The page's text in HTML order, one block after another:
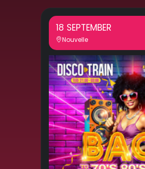
18 SEPTEMBER
Nouvelle